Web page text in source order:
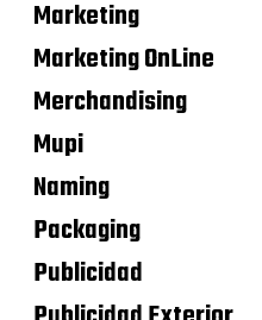
Marketing
Marketing OnLine
Merchandising
Mupi
Naming
Packaging
Publicidad